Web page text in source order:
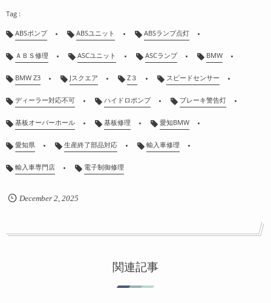
ABSポンプ ABSユニット ABSランプ点灯
ＡＢＳ修理 ASCユニット ASCランプ BMW
BMW Z3 Jスクエア Z３ スピードセンサー
ディーラー対応不可 ハイドロポンプ ブレーキ警告灯
基板オーバーホール 基板修理 愛知BMW
愛知県 生産終了部品対応 輸入車修理
輸入車専門店 電子制御修理
December 2, 2025
関連記事